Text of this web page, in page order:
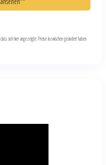
sich hier angezeigte Preise inzwischen geändert haben